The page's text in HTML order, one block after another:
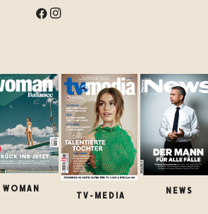
WOMAN
TV-MEDIA
NEWS